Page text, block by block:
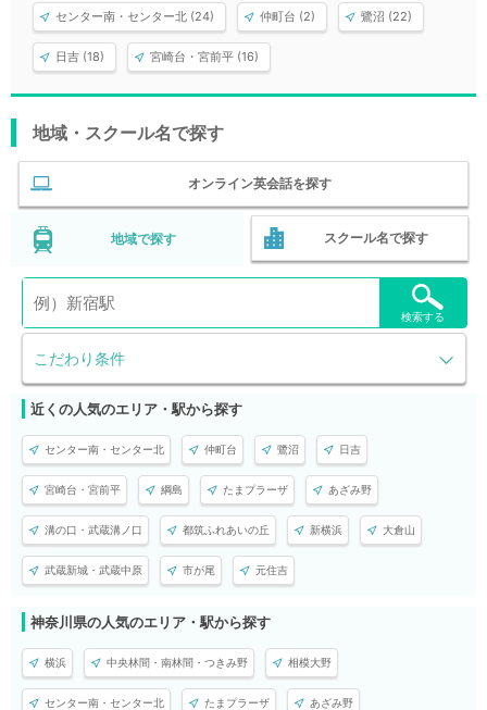
センター南・センター北 (24) 仲町台 (2) 鷺沼 (22)
日吉 (18) 宮崎台・宮前平 (16)
地域・スクール名で探す
オンライン英会話を探す
地域で探す スクール名で探す
こだわり条件
検索する
近くの人気のエリア・駅から探す
センター南・センター北 仲町台 鷺沼 日吉
宮崎台・宮前平 綱島 たまプラーザ あざみ野
溝の口・武蔵溝ノ口 都筑ふれあいの丘 新横浜 大倉山
武蔵新城・武蔵中原 市が尾 元住吉
神奈川県の人気のエリア・駅から探す
横浜 中央林間・南林間・つきみ野 相模大野
センター南・センター北 たまプラーザ あざみ野